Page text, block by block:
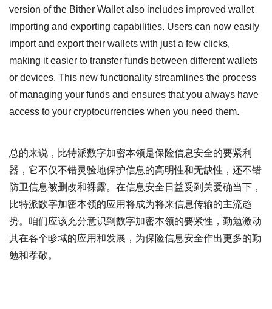
version of the Bither Wallet also includes improved wallet
importing and exporting capabilities. Users can now easily
import and export their wallets with just a few clicks,
making it easier to transfer funds between different wallets
or devices. This new functionality streamlines the process
of managing your funds and ensures that you always have
access to your cryptocurrencies when you need them.
总的来说，比特派数字加密本领是保险信息安全的要紧利
器，它不仅不错灵验地保护信息的高明性和无缺性，还不错
防卫信息被删改和裸露。在信息安全日益受到关爱确当下，
比特派数字加密本领的应用将成为将来信息传输的主流趋
势。咱们应该充分意识到数字加密本领的要紧性，勤勉激动
其在各个畛域的应用和发展，为保险信息安全作出更多的勤
勉和孝敬。